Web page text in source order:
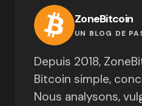
ZoneBitcoin
UN BLOG DE
Depuis 2018,
Bitcoin simple,
Nous analysons,